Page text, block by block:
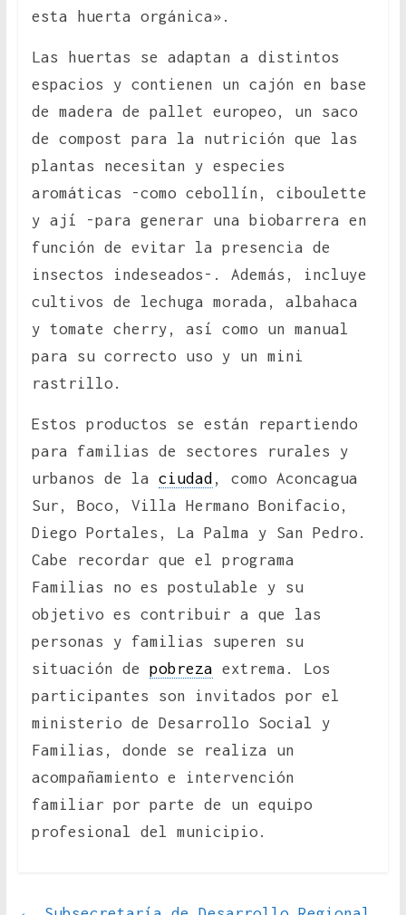
esta huerta orgánica».
Las huertas se adaptan a distintos
espacios y contienen un cajón en base
de madera de pallet europeo, un saco
de compost para la nutrición que las
plantas necesitan y especies
aromáticas -como cebollín, ciboulette
y ají -para generar una biobarrera en
función de evitar la presencia de
insectos indeseados-. Además, incluye
cultivos de lechuga morada, albahaca
y tomate cherry, así como un manual
para su correcto uso y un mini
rastrillo.
Estos productos se están repartiendo
para familias de sectores rurales y
urbanos de la ciudad , como Aconcagua
Sur, Boco, Villa Hermano Bonifacio,
Diego Portales, La Palma y San Pedro.
Cabe recordar que el programa
Familias no es postulable y su
objetivo es contribuir a que las
personas y familias superen su
situación de pobreza extrema. Los
participantes son invitados por el
ministerio de Desarrollo Social y
Familias, donde se realiza un
acompañamiento e intervención
familiar por parte de un equipo
profesional del municipio.